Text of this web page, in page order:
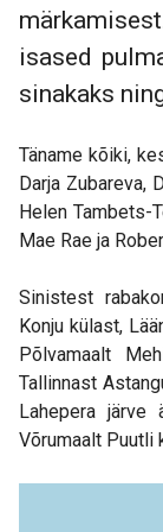
isased
sinakaks
Täname kõiki,
Darja Zubareva,
Helen Tambets-
Mae Rae ja
Sinistest
Konju külast,
Põlvamaalt
Tallinnast
Lahepera järve
Võrumaalt Puutli